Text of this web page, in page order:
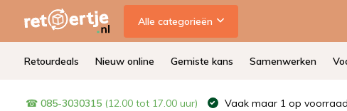
Alle categorieën
Retourdeals Nieuw online Gemiste kans Samenwerken
☎ 085-3030315 (12.00 tot 17.00 uur) Vaak maar 1 op